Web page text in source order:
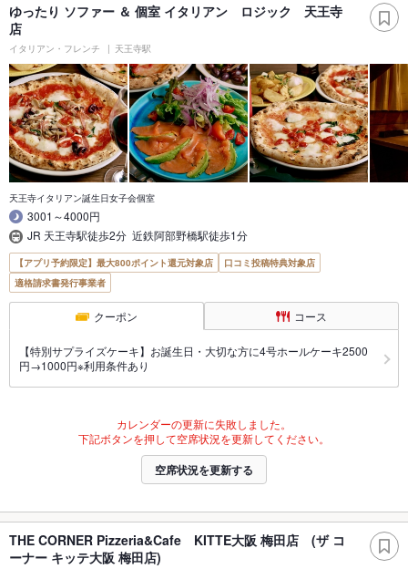
ゆったり ソファー ＆ 個室 イタリアン ロジック 天王寺
店
イタリアン・フレンチ 天王寺駅
天王寺イタリアン誕生日女子会個室
3001～4000円
JR 天王寺駅徒歩2分 近鉄阿部野橋駅徒歩1分
【アプリ予約限定】最大800ポイント還元対象店
口コミ投稿特典対象店
適格請求書発行事業者
クーポン コース
【特別サプライズケーキ】お誕生日・大切な方に4号ホールケーキ2500
円→1000円※利用条件あり
カレンダーの更新に失敗しました。
下記ボタンを押して空席状況を更新してください。
空席状況を更新する
THE CORNER Pizzeria&Cafe KITTE大阪 梅田店 (ザ コ
ーナー キッテ大阪 梅田店)